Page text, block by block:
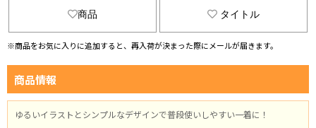
商品 タイトル
※商品をお気に入りに追加すると、再入荷が決まった際にメールが届きます。
商品情報
ゆるいイラストとシンプルなデザインで普段使いしやすい一着に！